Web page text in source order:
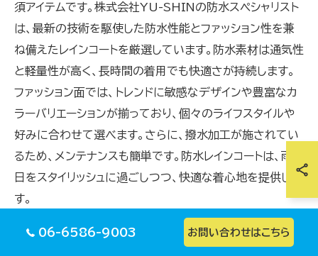
須アイテムです。株式会社YU-SHINの防水スペシャリスト
は、最新の技術を駆使した防水性能とファッション性を兼
ね備えたレインコートを厳選しています。防水素材は通気性
と軽量性が高く、長時間の着用でも快適さが持続します。
ファッション面では、トレンドに敏感なデザインや豊富なカ
ラーバリエーションが揃っており、個々のライフスタイルや
好みに合わせて選べます。さらに、撥水加工が施されてい
るため、メンテナンスも簡単です。防水レインコートは、雨の
日をスタイリッシュに過ごしつつ、快適な着心地を提供しま
す。
快適な暮らしを支える防水製品
06-6586-9003 お問い合わせはこちら